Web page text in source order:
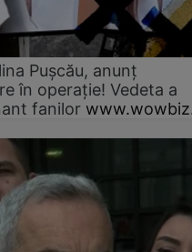
Pușcău, anunț
în operație! Vedeta a
fanilor